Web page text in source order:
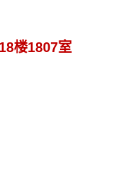
18楼1807室